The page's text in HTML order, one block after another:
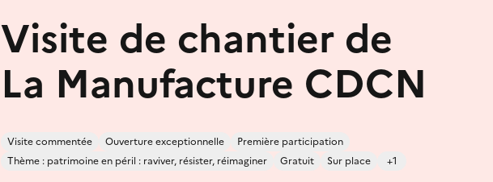
Visite de chantier de
La Manufacture CDCN
Visite commentée Ouverture exceptionnelle
Première participation
Thème : patrimoine en péril : raviver, résister, réimaginer
Gratuit Sur place +1